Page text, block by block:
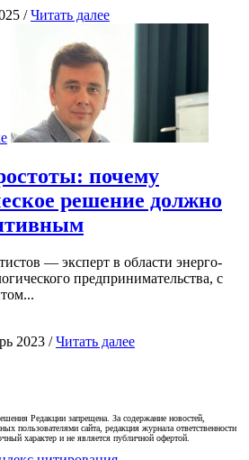
/Читать далее
почему
решение должно
— эксперт в области энерго-
предпринимательства, с
2023 /Читать далее
Редакции запрещена. За содержание новостей,
пользователями сайта, редакция журнала ответственности
характер и не является публичной офертой.